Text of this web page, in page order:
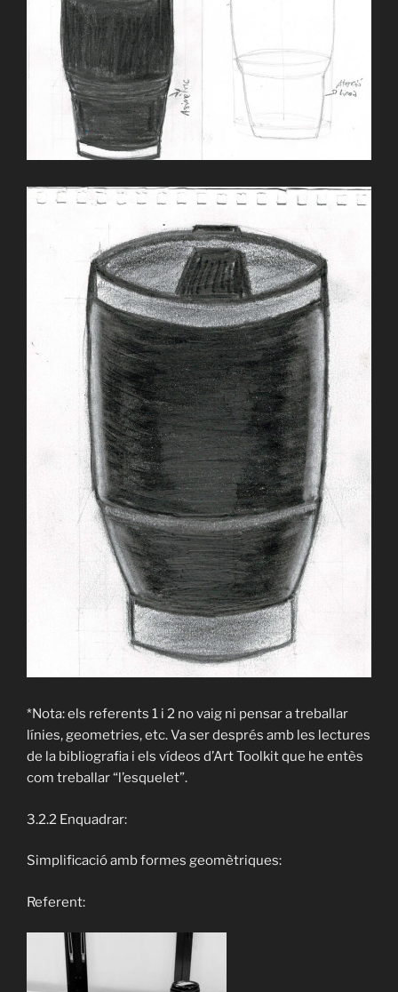
*Nota: els referents 1 i 2 no vaig ni pensar a treballar
línies, geometries, etc. Va ser després amb les lectures
de la bibliografia i els vídeos d’Art Toolkit que he entès
com treballar “l’esquelet”.
3.2.2 Enquadrar:
Simplificació amb formes geomètriques:
Referent: